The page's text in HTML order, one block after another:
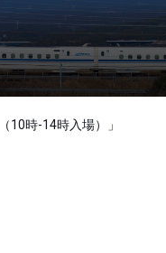
10時-14時入場）」